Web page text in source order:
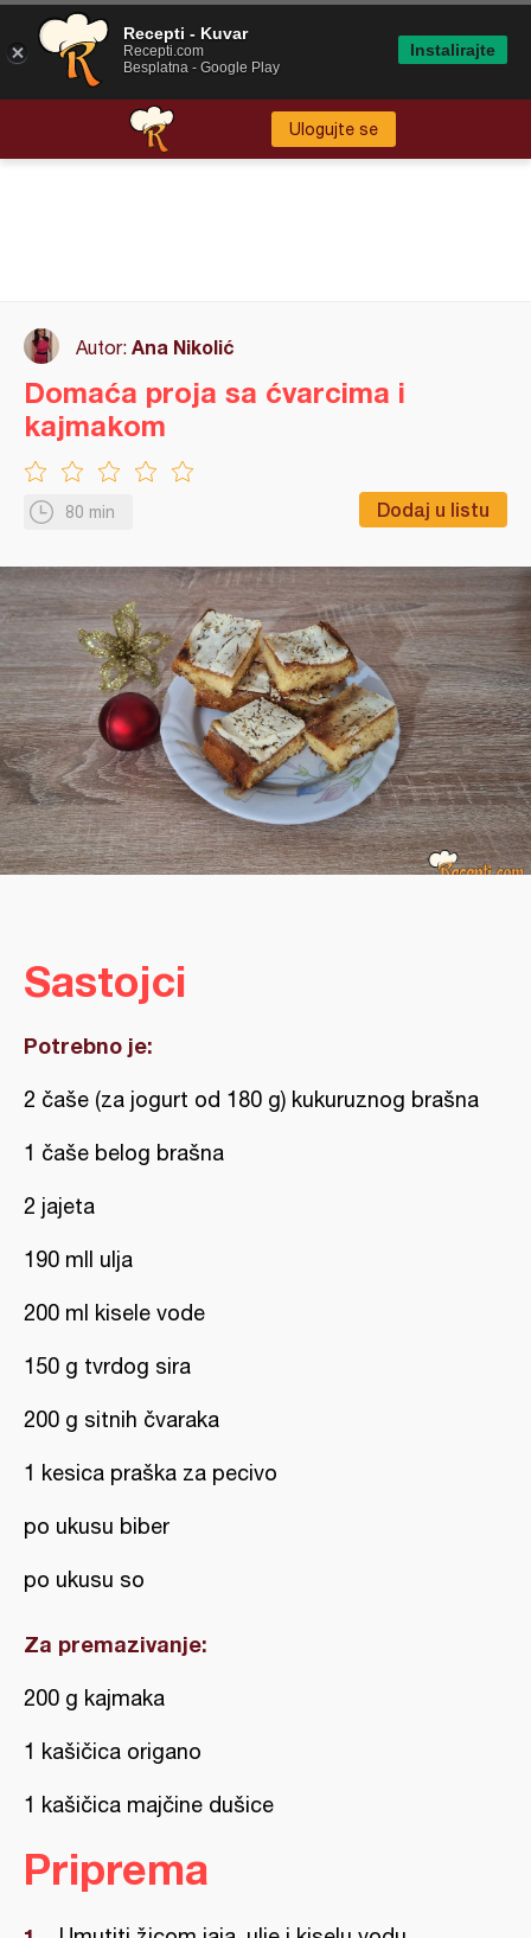
Ulogujte se
Autor: Ana Nikolić
80 min Dodaj u listu
Domaća proja sa ćvarcima i
kajmakom
Sastojci
Potrebno je:
2 čaše (za jogurt od 180 g) kukuruznog brašna
1 čaše belog brašna
2 jajeta
190 mll ulja
200 ml kisele vode
150 g tvrdog sira
200 g sitnih čvaraka
1 kesica praška za pecivo
po ukusu biber
po ukusu so
Za premazivanje:
200 g kajmaka
1 kašičica origano
1 kašičica majčine dušice
Priprema
Recepti - Kuvar
Recepti.com
Besplatna - Google Play
Instalirajte